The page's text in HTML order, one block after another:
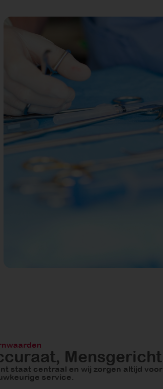
Mensgericht
staat centraal en wij zorgen altijd voor
service.